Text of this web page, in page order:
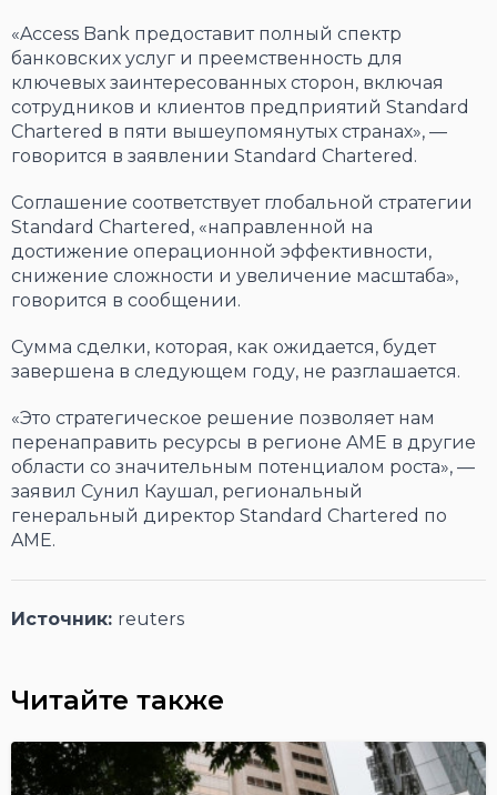
«Access Bank предоставит полный спектр
банковских услуг и преемственность для
ключевых заинтересованных сторон, включая
сотрудников и клиентов предприятий Standard
Chartered в пяти вышеупомянутых странах», —
говорится в заявлении Standard Chartered.
Соглашение соответствует глобальной стратегии
Standard Chartered, «направленной на
достижение операционной эффективности,
снижение сложности и увеличение масштаба»,
говорится в сообщении.
Сумма сделки, которая, как ожидается, будет
завершена в следующем году, не разглашается.
«Это стратегическое решение позволяет нам
перенаправить ресурсы в регионе AME в другие
области со значительным потенциалом роста», —
заявил Сунил Каушал, региональный
генеральный директор Standard Chartered по
AME.
Источник: reuters
Читайте также